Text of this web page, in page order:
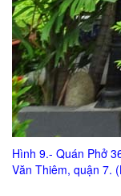
Hình 9.- Quán Phở
Văn Thiêm, quận 7.